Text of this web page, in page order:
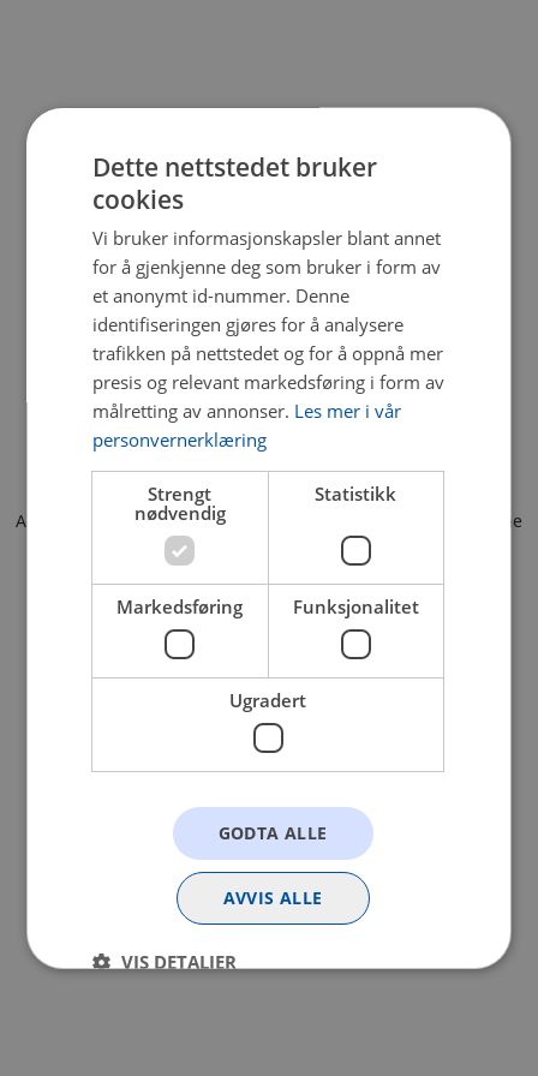
Application error: a client-side exception has occurred (see the
browser console for more information).
Dette nettstedet bruker
cookies
Vi bruker informasjonskapsler blant annet
for å gjenkjenne deg som bruker i form av
et anonymt id-nummer. Denne
identifiseringen gjøres for å analysere
trafikken på nettstedet og for å oppnå mer
presis og relevant markedsføring i form av
målretting av annonser. Les mer i vår
personvernerklæring
Strengt
nødvendig
Statistikk
Markedsføring Funksjonalitet
Ugradert
GODTA ALLE
AVVIS ALLE
VIS DETALJER